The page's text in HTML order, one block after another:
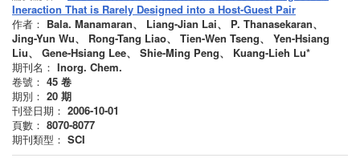
Ineraction That is Rarely Designed into a Host-Guest Pair
作者： Bala. Manamaran、 Liang-Jian Lai、 P. Thanasekaran、
Jing-Yun Wu、 Rong-Tang Liao、 Tien-Wen Tseng、 Yen-Hsiang
Liu、 Gene-Hsiang Lee、 Shie-Ming Peng、 Kuang-Lieh Lu*
期刊名： Inorg. Chem.
卷號： 45 卷
期別： 20 期
刊登日期： 2006-10-01
頁數： 8070-8077
期刊類型： SCI